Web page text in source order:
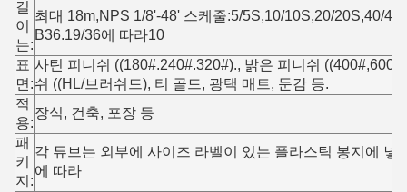
길
이
는:
최대 18m,NPS 1/8'-48' 스케줄:5/5S,10/10S,20/20S,40/
B36.19/36에 따라10
표
면:
사틴 피니쉬 ((180#.240#.320#)., 밝은 피니쉬
쉬 ((HL/브러쉬드), 티 골드, 광택 매트, 둔감 등.
적
용:
장식, 건축, 포장 등
패
키
지:
각 튜브는 외부에 사이즈 라벨이 있는 플라스틱 봉지에 넣
에 따라